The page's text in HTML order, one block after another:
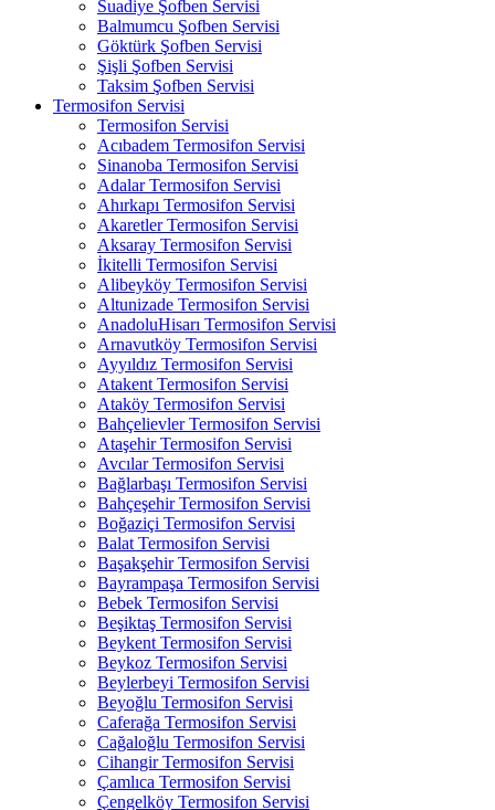
Suadiye Şofben Servisi
Balmumcu Şofben Servisi
Göktürk Şofben Servisi
Şişli Şofben Servisi
Taksim Şofben Servisi
Termosifon Servisi
Termosifon Servisi
Acıbadem Termosifon Servisi
Sinanoba Termosifon Servisi
Adalar Termosifon Servisi
Ahırkapı Termosifon Servisi
Akaretler Termosifon Servisi
Aksaray Termosifon Servisi
İkitelli Termosifon Servisi
Alibeyköy Termosifon Servisi
Altunizade Termosifon Servisi
AnadoluHisarı Termosifon Servisi
Arnavutköy Termosifon Servisi
Ayyıldız Termosifon Servisi
Atakent Termosifon Servisi
Ataköy Termosifon Servisi
Bahçelievler Termosifon Servisi
Ataşehir Termosifon Servisi
Avcılar Termosifon Servisi
Bağlarbaşı Termosifon Servisi
Bahçeşehir Termosifon Servisi
Boğaziçi Termosifon Servisi
Balat Termosifon Servisi
Başakşehir Termosifon Servisi
Bayrampaşa Termosifon Servisi
Bebek Termosifon Servisi
Beşiktaş Termosifon Servisi
Beykent Termosifon Servisi
Beykoz Termosifon Servisi
Beylerbeyi Termosifon Servisi
Beyoğlu Termosifon Servisi
Caferağa Termosifon Servisi
Cağaloğlu Termosifon Servisi
Cihangir Termosifon Servisi
Çamlıca Termosifon Servisi
Çengelköy Termosifon Servisi